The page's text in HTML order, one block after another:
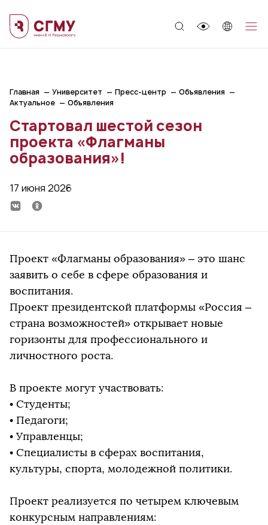
Главная Университет Пресс-центр
Объявления
Актуальное
Объявления
Стартовал шестой сезон
проекта «Флагманы
образования»!
17 июня 2026
Проект «Флагманы образования» – это шанс
заявить о себе в сфере образования и
воспитания.
Проект президентской платформы «Россия –
страна возможностей» открывает новые
горизонты для профессионального и
личностного роста.
В проекте могут участвовать:
• Студенты;
• Педагоги;
• Управленцы;
• Специалисты в сферах воспитания,
культуры, спорта, молодежной политики.
Проект реализуется по четырем ключевым
конкурсным направлениям: